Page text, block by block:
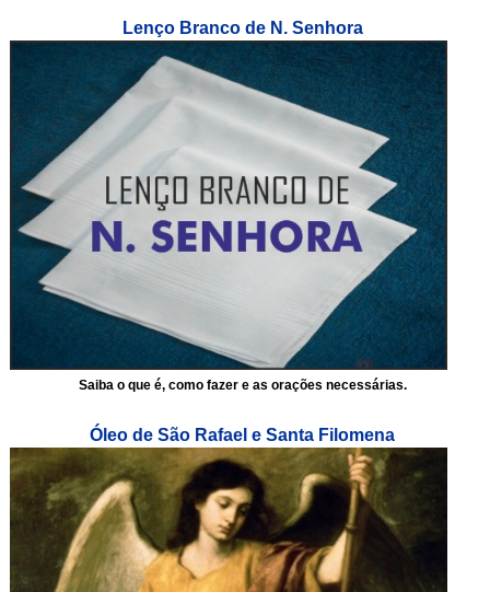
Lenço Branco de N. Senhora
Saiba o que é, como fazer e as orações necessárias.
Óleo de São Rafael e Santa Filomena